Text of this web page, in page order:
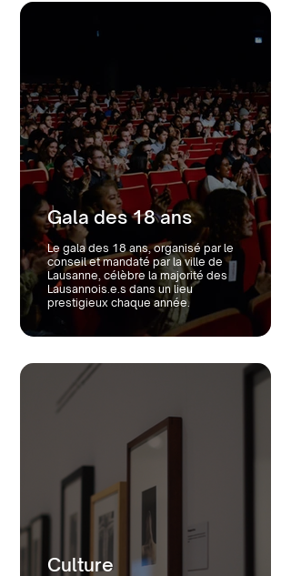
Gala des 18 ans
Le gala des 18 ans, organisé par le
conseil et mandaté par la ville de
Lausanne, célèbre la majorité des
Lausannois.e.s dans un lieu
prestigieux chaque année.
Culture